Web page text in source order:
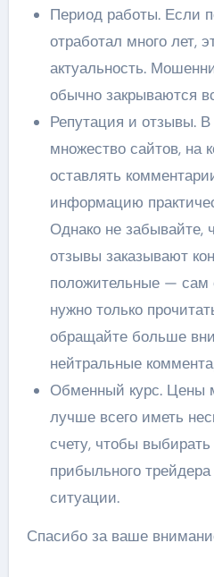
Период работы. Если
отработал много лет,
актуальность.
обычно закрываются
Репутация и отзывы. В
множество сайтов, на
оставлять
информацию
Однако не забывайте,
отзывы заказывают
положительные — сам
нужно только
обращайте больше
нейтральные
Обменный курс. Цены
лучше всего иметь
счету, чтобы
прибыльного
ситуации.
Спасибо за ваше